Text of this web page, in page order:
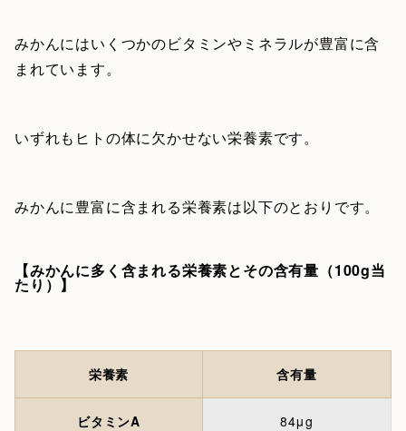
みかんにはいくつかのビタミンやミネラルが豊富に含
まれています。
いずれもヒトの体に欠かせない栄養素です。
みかんに豊富に含まれる栄養素は以下のとおりです。
【みかんに多く含まれる栄養素とその含有量（100g当
たり）】
栄養素 含有量
ビタミンA 84μg